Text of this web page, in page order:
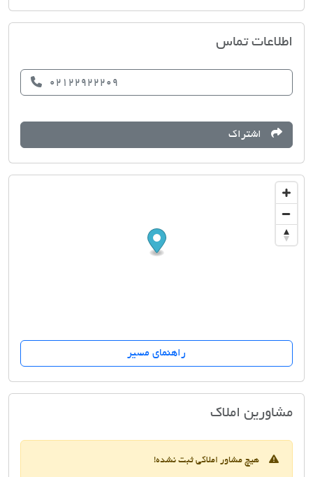
اطلاعات تماس
02122922209
اشتراک
راهنمای مسیر
مشاورین املاکستاره میرداماد
هیچ مشاور املاکی ثبت نشده!